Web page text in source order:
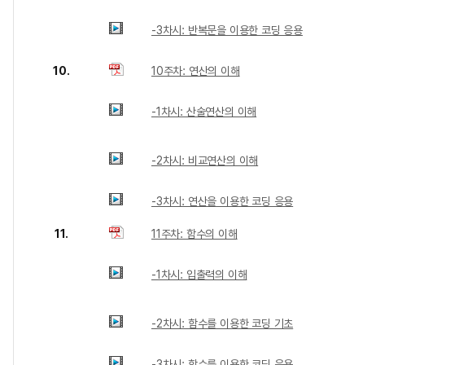
-3차시: 반복문을 이용한 코딩 응용
10. 10주차: 연산의 이해
-1차시: 산술연산의 이해
-2차시: 비교연산의 이해
-3차시: 연산을 이용한 코딩 응용
11. 11주차: 함수의 이해
-1차시: 입출력의 이해
-2차시: 함수를 이용한 코딩 기초